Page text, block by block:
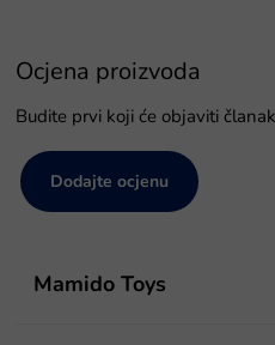
Ocjena proizvoda
Budite prvi koji će objaviti
Dodajte ocjenu
Mamido Toys